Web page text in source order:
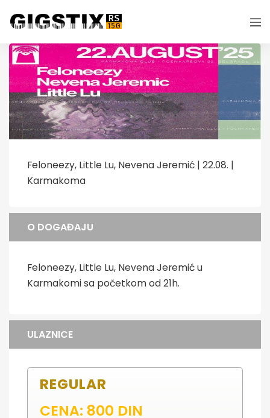
Feloneezy, Little Lu, Nevena Jeremić | 22.08. |
Karmakoma
O DOGAĐAJU
Feloneezy, Little Lu, Nevena Jeremić u
Karmakomi sa početkom od 21h.
ULAZNICE
REGULAR
CENA: 800 DIN